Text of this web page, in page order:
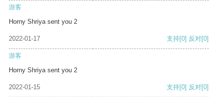
游客
Horny Shriya sent you 2
2022-01-17 支持[0] 反对[0]
游客
Horny Shriya sent you 2
2022-01-15 支持[0] 反对[0]